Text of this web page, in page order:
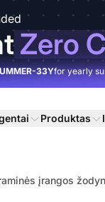
Zero
33Yfor yearly
Produktas
įrangos